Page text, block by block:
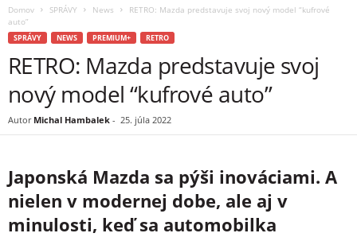
Domov SPRÁVY News
RETRO: Mazda predstavuje svoj nový model “kufrové
auto”
SPRÁVY NEWS PREMIUM+ RETRO
RETRO: Mazda predstavuje svoj
nový model “kufrové auto”
Autor Michal Hambalek - 25. júla 2022
Japonská Mazda sa pýši inováciami. A
nielen v modernej dobe, ale aj v
minulosti, keď sa automobilka